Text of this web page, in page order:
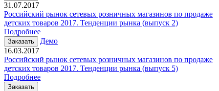
31.07.2017
Российский рынок сетевых розничных магазинов по продаже
детских товаров 2017. Тенденции рынка (выпуск 2)
Подробнее
Заказать
Демо
16.03.2017
Российский рынок сетевых розничных магазинов по продаже
детских товаров 2017. Тенденции рынка (выпуск 5)
Подробнее
Заказать